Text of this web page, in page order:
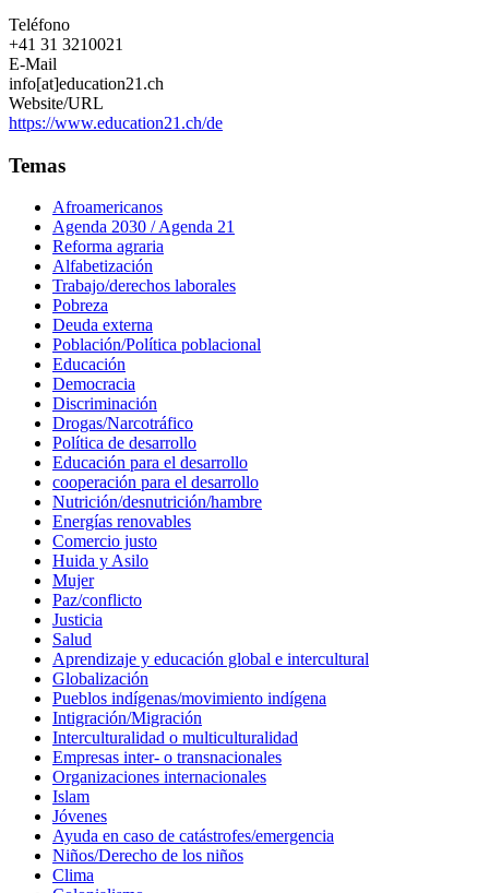
Teléfono
+41 31 3210021
E-Mail
info[at]education21.ch
Website/URL
https://www.education21.ch/de
Temas
Afroamericanos
Agenda 2030 / Agenda 21
Reforma agraria
Alfabetización
Trabajo/derechos laborales
Pobreza
Deuda externa
Población/Política poblacional
Educación
Democracia
Discriminación
Drogas/Narcotráfico
Política de desarrollo
Educación para el desarrollo
cooperación para el desarrollo
Nutrición/desnutrición/hambre
Energías renovables
Comercio justo
Huida y Asilo
Mujer
Paz/conflicto
Justicia
Salud
Aprendizaje y educación global e intercultural
Globalización
Pueblos indígenas/movimiento indígena
Intigración/Migración
Interculturalidad o multiculturalidad
Empresas inter- o transnacionales
Organizaciones internacionales
Islam
Jóvenes
Ayuda en caso de catástrofes/emergencia
Niños/Derecho de los niños
Clima